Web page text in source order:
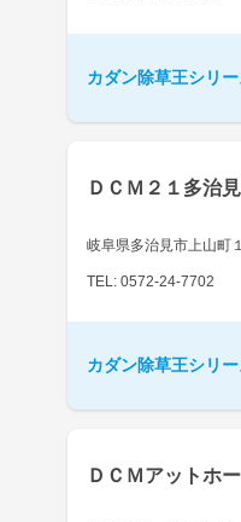
カダン除草王シリ
ＤＣＭ２１多治
岐阜県多治見市上山町
TEL: 0572-24-7702
カダン除草王シリ
ＤＣＭアットホ